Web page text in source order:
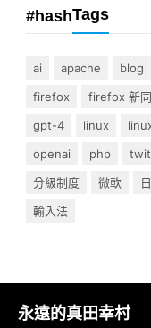
#hashTags
ai apache blog
firefox
firefox 新
gpt-4
linux
openai
php
分級制度
微軟
輸入法
永遠的真田幸村